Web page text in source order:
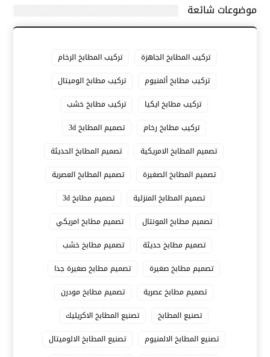
موضوعات شائعة
تركيب المطابخ الجاهزة
تركيب المطابخ الرخام
تركيب مطابخ ألمنيوم
تركيب مطابخ الوميتال
تركيب مطابخ ايكيا
تركيب مطابخ خشب
تركيب مطابخ رخام
تصميم المطابخ 3d
تصميم المطابخ الامريكية
تصميم المطابخ الحديثة
تصميم المطابخ الصغيرة
تصميم المطابخ العصرية
تصميم المطابخ المنزلية
تصميم مطابخ 3d
تصميم مطابخ المونتال
تصميم مطابخ امريكي
تصميم مطابخ حديثة
تصميم مطابخ خشب
تصميم مطابخ صغيرة
تصميم مطابخ صغيرة جدا
تصميم مطابخ عصرية
تصميم مطابخ مودرن
تصنيع المطابخ
تصنيع المطابخ الاكريليك
تصنيع المطابخ الالمنيوم
تصنيع المطابخ الالوميتال